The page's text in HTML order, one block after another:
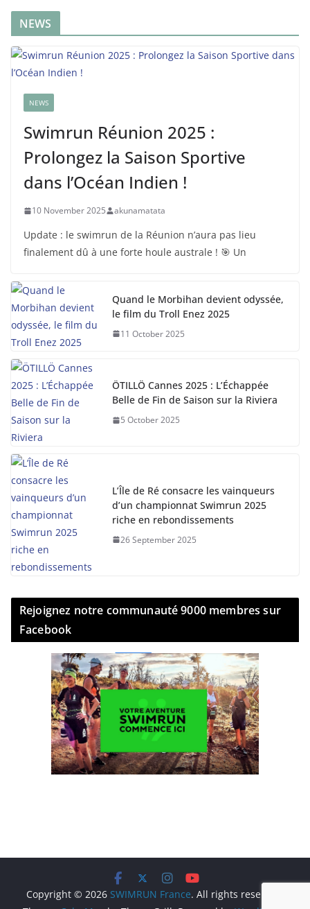
NEWS
NEWS
Swimrun Réunion 2025 :
Prolongez la Saison Sportive
dans l’Océan Indien !
10 November 2025 akunamatata
Update : le swimrun de la Réunion n’aura pas lieu
finalement dû à une forte houle australe ! 🎯 Un
Quand le Morbihan devient odyssée,
le film du Troll Enez 2025
11 October 2025
ÖTILLÖ Cannes 2025 : L’Échappée
Belle de Fin de Saison sur la Riviera
5 October 2025
L’Île de Ré consacre les vainqueurs
d’un championnat Swimrun 2025
riche en rebondissements
26 September 2025
Rejoignez notre communauté 9000 membres sur
Facebook
Copyright © 2026 SWIMRUN France. All rights reserved.